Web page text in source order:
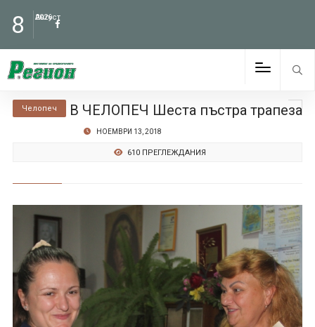
8 Август
2026
Челопеч В ЧЕЛОПЕЧ Шеста пъстра трапеза
НОЕМВРИ 13, 2018
610 ПРЕГЛЕЖДАНИЯ